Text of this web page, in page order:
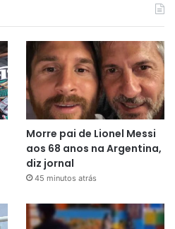
Morre pai de Lionel Messi
aos 68 anos na Argentina,
diz jornal
45 minutos atrás